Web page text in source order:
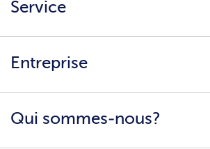
Service
bofrost* Home
Entreprise
Conditions générales
Qui sommes-nous?